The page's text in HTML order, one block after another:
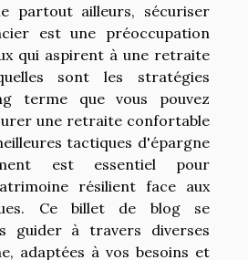
partout ailleurs, sécuriser
est une préoccupation
qui aspirent à une retraite
sont les stratégies
terme que vous pouvez
une retraite confortable
tactiques d'épargne
est essentiel pour
résilient face aux
Ce billet de blog se
guider à travers diverses
adaptées à vos besoins et